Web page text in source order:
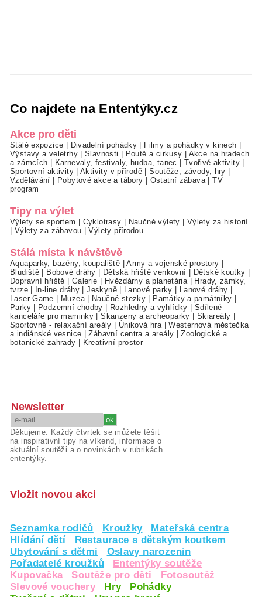
Co najdete na Ententýky.cz
Akce pro děti
Stálé expozice Divadelní pohádky Filmy a pohádky v kinech
Výstavy a veletrhy|Slavnosti Poutě a cirkusy
Akce na hradech
a zámcích
Karnevaly, festivaly, hudba, tanec Tvořivé aktivity
Sportovní aktivity|Aktivity v přírodě |Soutěže, závody, hry
Vzdělávání
Pobytové akce a tábory Ostatní zábava|TV
program
Tipy na výlet
Výlety se sportem Cyklotrasy Naučné výlety
Výlety za historií
Výlety za zábavou |Výlety přírodou
Stálá místa k návštěvě
Aquaparky, bazény, koupaliště |Army a vojenské prostory
Bludiště
Bobové dráhy Dětská hřiště venkovní Dětské koutky
Dopravní hřiště
Galerie Hvězdárny a planetária|
Hrady, zámky,
tvrze| In-line dráhy |Jeskyně| Lanové parky Lanové dráhy
Laser Game
Muzea| Naučné stezky Památky a památníky
Parky| Podzemní chodby Rozhledny a vyhlídky
Sdílené
kanceláře pro maminky |Skanzeny a archeoparky Skiareály
Sportovně - relaxační areály
Úniková hra|Westernová městečka
a indiánské vesnice |Zábavní centra a areály |Zoologické a
botanické zahrady
Kreativní prostor
Newsletter
Děkujeme. Každý čtvrtek se můžete těšit
na inspirativní tipy na víkend, informace o
aktuální soutěži a o novinkách v rubrikách
ententýky.
Vložit novou akci
Seznamka rodičů Kroužky
Mateřská centra
Hlídání dětí
Restaurace s dětským koutkem
Ubytování s dětmi
Oslavy narozenin
Pořadatelé kroužků
Ententýky soutěže
Kupovačka
Soutěže pro děti
Fotosoutěž
Slevové vouchery
Hry
Pohádky